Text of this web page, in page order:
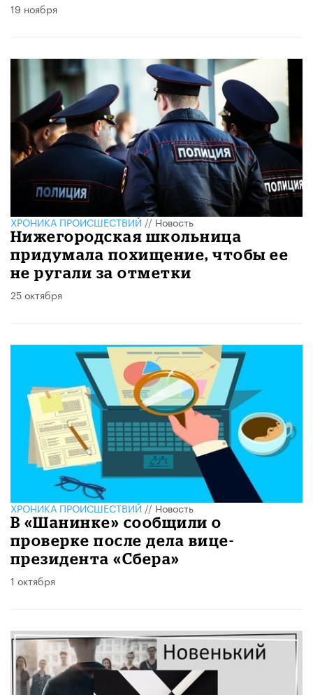
19 ноября
ХРОНИКА ПРОИСШЕСТВИЙ//Новость
Нижегородская школьница
придумала похищение, чтобы ее
не ругали за отметки
25 октября
ХРОНИКА ПРОИСШЕСТВИЙ//Новость
В «Шанинке» сообщили о
проверке после дела вице-
президента «Сбера»
1 октября